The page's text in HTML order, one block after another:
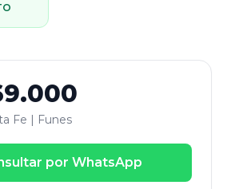
Fe | Funes
por WhatsApp